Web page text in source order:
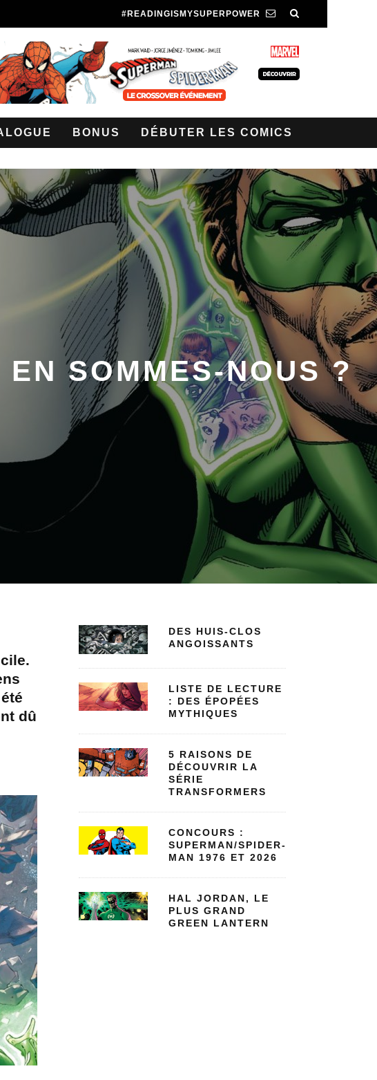
#READINGISMYSUPERPOWER
BONUS DÉBUTER LES COMICS
SOMMES-NOUS ?
dû
DES HUIS-CLOS
ANGOISSANTS
LISTE DE LECTURE
: DES ÉPOPÉES
MYTHIQUES
5 RAISONS DE
DÉCOUVRIR LA
SÉRIE
TRANSFORMERS
CONCOURS :
SUPERMAN/SPIDER-
MAN 1976 ET 2026
HAL JORDAN, LE
PLUS GRAND
GREEN LANTERN